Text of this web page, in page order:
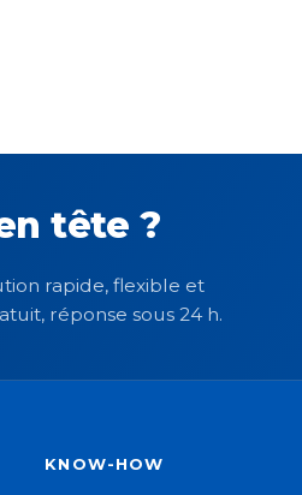
tête ?
rapide, flexible et
réponse sous 24 h.
KNOW-HOW